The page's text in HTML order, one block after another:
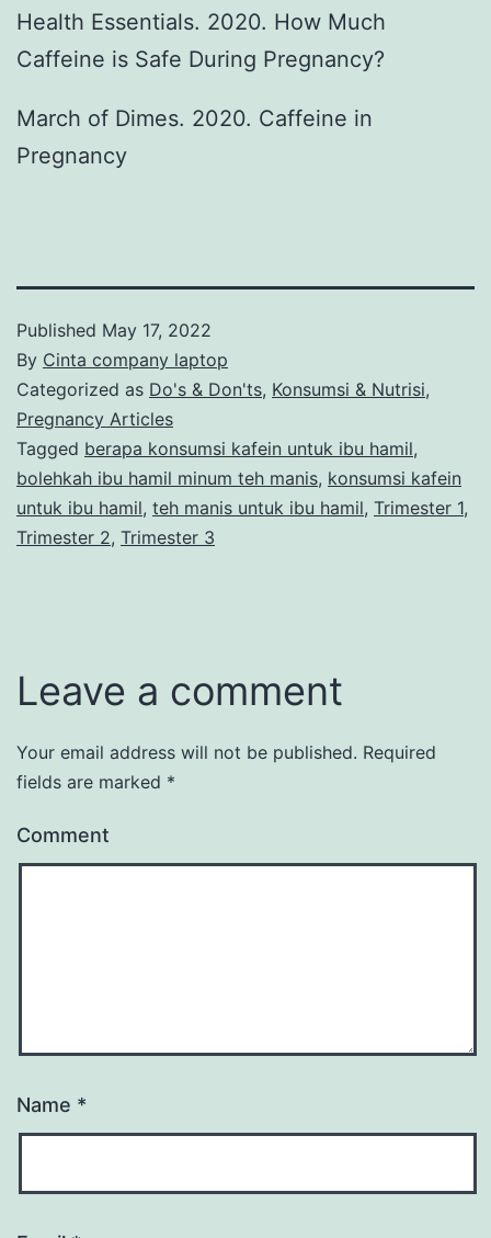
Health Essentials. 2020. How Much
Caffeine is Safe During Pregnancy?
March of Dimes. 2020. Caffeine in
Pregnancy
Published May 17, 2022
By Cinta company laptop
Categorized as Do's & Don'ts, Konsumsi & Nutrisi,
Pregnancy Articles
Tagged berapa konsumsi kafein untuk ibu hamil,
bolehkah ibu hamil minum teh manis, konsumsi kafein
untuk ibu hamil, teh manis untuk ibu hamil, Trimester 1,
Trimester 2, Trimester 3
Leave a comment
Your email address will not be published. Required
fields are marked *
Comment
Name *